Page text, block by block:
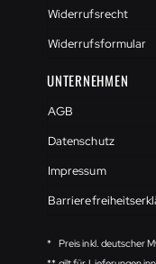
Widerrufsrecht
Widerrufsformular
UNTERNEHMEN
AGB
Datenschutz
Impressum
* Preis inkl. deutscher